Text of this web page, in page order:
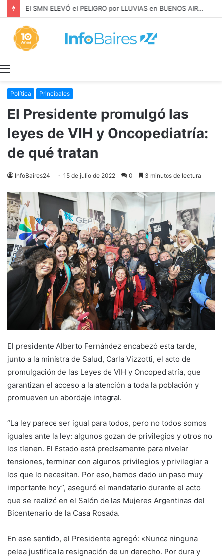
El SMN ELEVÓ el PELIGRO por LLUVIAS en BUENOS AIRES
Política Principales
El Presidente promulgó las
leyes de VIH y Oncopediatría:
de qué tratan
InfoBaires24 15 de julio de 2022 0 3 minutos de lectura
El presidente Alberto Fernández encabezó esta tarde,
junto a la ministra de Salud, Carla Vizzotti, el acto de
promulgación de las Leyes de VIH y Oncopediatría, que
garantizan el acceso a la atención a toda la población y
promueven un abordaje integral.
“La ley parece ser igual para todos, pero no todos somos
iguales ante la ley: algunos gozan de privilegios y otros no
los tienen. El Estado está precisamente para nivelar
tensiones, terminar con algunos privilegios y privilegiar a
los que lo necesitan. Por eso, hemos dado un paso muy
importante hoy”, aseguró el mandatario durante el acto
que se realizó en el Salón de las Mujeres Argentinas del
Bicentenario de la Casa Rosada.
En ese sentido, el Presidente agregó: «Nunca ninguna
pelea justifica la resignación de un derecho. Por dura y